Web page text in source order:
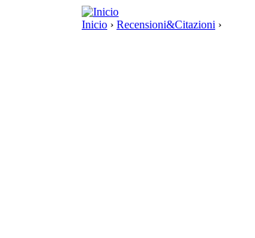
Inicio › Recensioni&Citazioni ›